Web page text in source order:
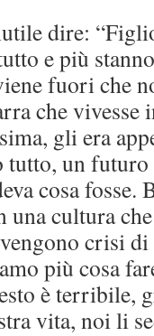
dire:
e più
fuori che
che vivesse
gli era
un futuro
cosa fosse.
cultura
crisi di
più cosa
è terribile,
vita, noi li